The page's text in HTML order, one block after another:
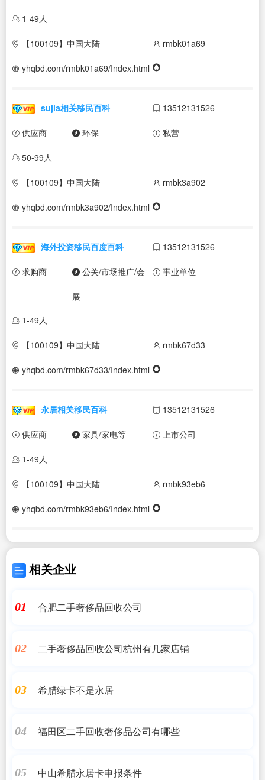
1-49人
【100109】中国大陆 rmbk01a69
yhqbd.com/rmbk01a69/Index.html
sujia相关移民百科 13512131526
供应商 环保 私营
50-99人
【100109】中国大陆 rmbk3a902
yhqbd.com/rmbk3a902/Index.html
海外投资移民百度百科 13512131526
求购商 公关/市场推广/会
展
事业单位
1-49人
【100109】中国大陆 rmbk67d33
yhqbd.com/rmbk67d33/Index.html
永居相关移民百科 13512131526
供应商 家具/家电等 上市公司
1-49人
【100109】中国大陆 rmbk93eb6
yhqbd.com/rmbk93eb6/Index.html
相关企业
01 合肥二手奢侈品回收公司
02 二手奢侈品回收公司杭州有几家店铺
03 希腊绿卡不是永居
04 福田区二手回收奢侈品公司有哪些
05 中山希腊永居卡申报条件